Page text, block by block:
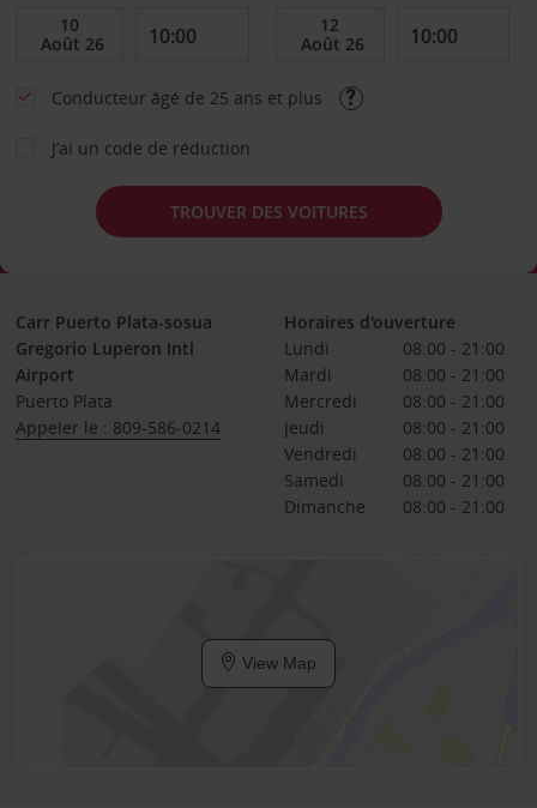
Conducteur âgé de 25 ans et plus
J’ai un code de réduction
TROUVER DES VOITURES
Carr Puerto Plata-sosua
Gregorio Luperon Intl
Airport
Puerto Plata
Appeler le : 809-586-0214
Horaires d'ouverture
Lundi
08:00 - 21:00
Mardi
08:00 - 21:00
Mercredi
08:00 - 21:00
Jeudi
08:00 - 21:00
Vendredi
08:00 - 21:00
Samedi
08:00 - 21:00
Dimanche
08:00 - 21:00
View Map